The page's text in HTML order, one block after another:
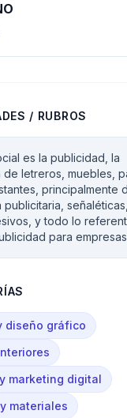
/ RUBROS
es la publicidad, la
letreros, muebles,
principalmente
publicitaria,
y todo lo
para
diseño gráfico
marketing digital
materiales